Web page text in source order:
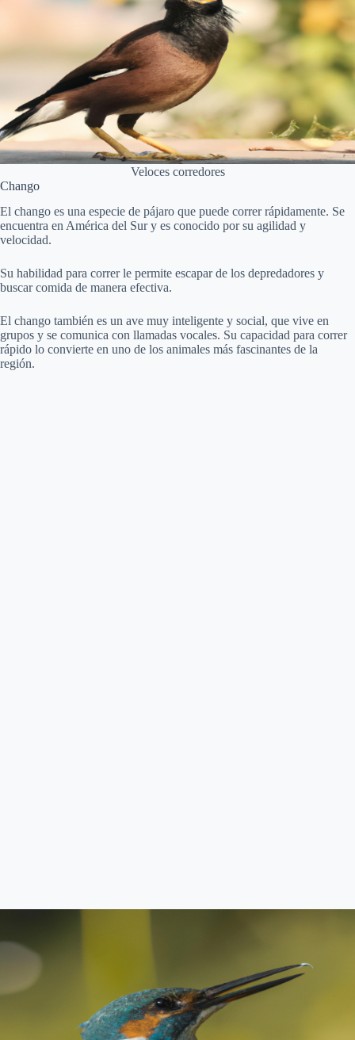
Veloces corredores
Chango
El chango es una especie de pájaro que puede correr rápidamente. Se
encuentra en América del Sur y es conocido por su agilidad y
velocidad.
Su habilidad para correr le permite escapar de los depredadores y
buscar comida de manera efectiva.
El chango también es un ave muy inteligente y social, que vive en
grupos y se comunica con llamadas vocales. Su capacidad para correr
rápido lo convierte en uno de los animales más fascinantes de la
región.